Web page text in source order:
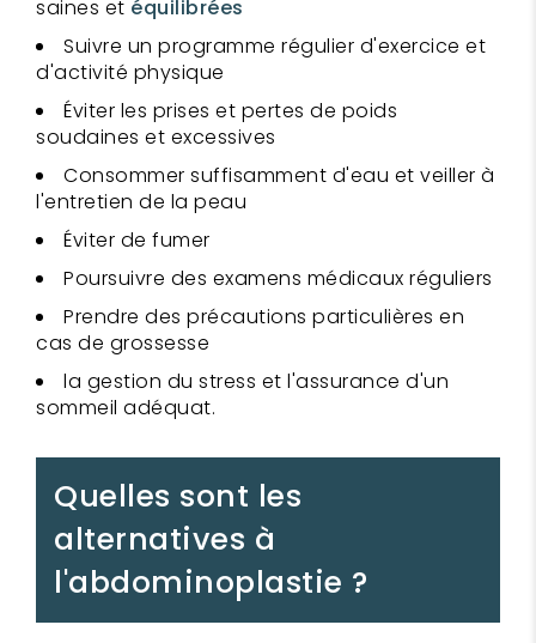
saines et équilibrées
Suivre un programme régulier d'exercice et
d'activité physique
Éviter les prises et pertes de poids
soudaines et excessives
Consommer suffisamment d'eau et veiller à
l'entretien de la peau
Éviter de fumer
Poursuivre des examens médicaux réguliers
Prendre des précautions particulières en
cas de grossesse
la gestion du stress et l'assurance d'un
sommeil adéquat.
Quelles sont les
alternatives à
l'abdominoplastie ?